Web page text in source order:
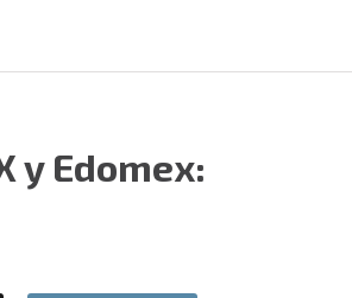
y Edomex: